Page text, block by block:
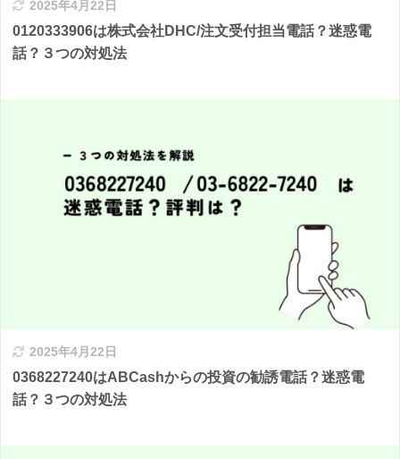
2025年4月22日
0120333906は株式会社DHC/注文受付担当電話？迷惑電
話？３つの対処法
2025年4月22日
0368227240はABCashからの投資の勧誘電話？迷惑電
話？３つの対処法